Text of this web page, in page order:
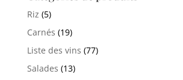
Riz (5)
Carnés (19)
Liste des vins (77)
Salades (13)